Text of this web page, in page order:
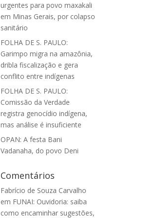
urgentes para povo maxakali
em Minas Gerais, por colapso
sanitário
FOLHA DE S. PAULO:
Garimpo migra na amazônia,
dribla fiscalização e gera
conflito entre indígenas
FOLHA DE S. PAULO:
Comissão da Verdade
registra genocídio indígena,
mas análise é insuficiente
OPAN: A festa Bani
Vadanaha, do povo Deni
Comentários
Fabrício de Souza Carvalho
em FUNAI: Ouvidoria: saiba
como encaminhar sugestões,